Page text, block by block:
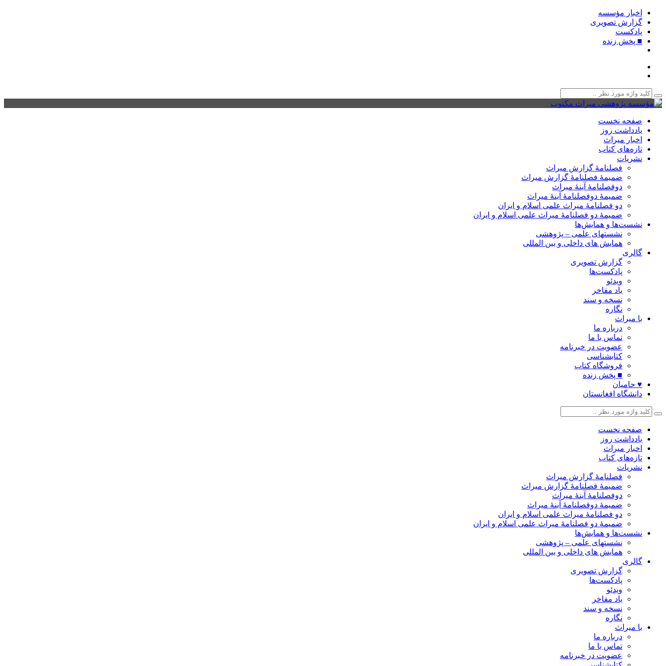
اخبار مؤسسه
گزارش تصویری
پادکست‌
■ پخش زنده
صفحه نخست
یادداشت روز
اخبار میراث
تازه‌های کتاب
نشریات
فصلنامۀ گزارش میراث
ضمیمۀ فصلنامۀ گزارش میراث
دوفصلنامۀ آینۀ میراث
ضمیمۀ دوفصلنامۀ آینۀ میراث
دو فصلنامۀ میراث علمی اسلام و ایران
ضمیمۀ دو فصلنامۀ میراث علمی اسلام و ایران
نشست‌ها و همایش‌ها
نشستهای علمی – پژوهشی
همایش های داخلی و بین المللی
گالری
گزارش تصویری
پادکست‌ها
ویدئو
یاد مفاخر
نسخه و سند
نگاره
با میراث
درباره ما
تماس با ما
عضویت در خبرنامه
کتابشناسی
فروشگاه کتاب
■ پخش زنده
♥ حامیان
دانشگاه افغانستان
صفحه نخست
یادداشت روز
اخبار میراث
تازه‌های کتاب
نشریات
فصلنامۀ گزارش میراث
ضمیمۀ فصلنامۀ گزارش میراث
دوفصلنامۀ آینۀ میراث
ضمیمۀ دوفصلنامۀ آینۀ میراث
دو فصلنامۀ میراث علمی اسلام و ایران
ضمیمۀ دو فصلنامۀ میراث علمی اسلام و ایران
نشست‌ها و همایش‌ها
نشستهای علمی – پژوهشی
همایش های داخلی و بین المللی
گالری
گزارش تصویری
پادکست‌ها
ویدئو
یاد مفاخر
نسخه و سند
نگاره
با میراث
درباره ما
تماس با ما
عضویت در خبرنامه